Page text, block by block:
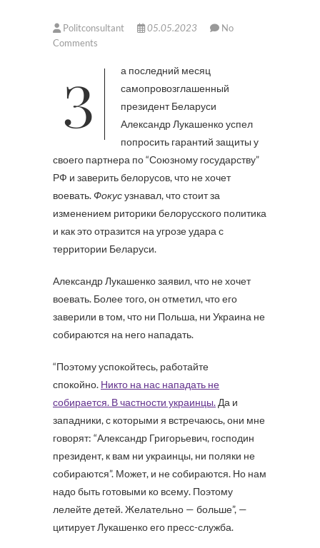
Politconsultant 05.05.2023
No
Comments
За последний месяц
самопровозглашенный
президент Беларуси
Александр Лукашенко успел
попросить гарантий защиты у
своего партнера по “Союзному государству”
РФ и заверить белорусов, что не хочет
воевать.Фокусузнавал, что стоит за
изменением риторики белорусского политика
и как это отразится на угрозе удара с
территории Беларуси.
Александр Лукашенко заявил, что не хочет
воевать. Более того, он отметил, что его
заверили в том, что ни Польша, ни Украина не
собираются на него нападать.
“Поэтому успокойтесь, работайте
спокойно. Никто на нас нападать не
собирается. В частности украинцы. Да и
западники, с которыми я встречаюсь, они мне
говорят: “Александр Григорьевич, господин
президент, к вам ни украинцы, ни поляки не
собираются”. Может, и не собираются. Но нам
надо быть готовыми ко всему. Поэтому
лелейте детей. Желательно — больше”, —
цитирует Лукашенко его пресс-служба.